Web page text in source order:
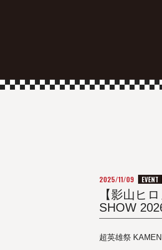
2025/11/09 EVENT
【影山ヒ
SHOW
超英雄祭